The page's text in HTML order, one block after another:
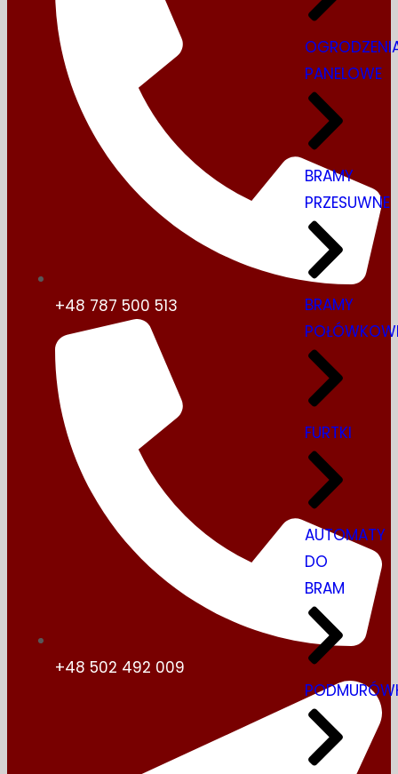
PANELOWE
BRAMY
PRZESUWNE
BRAMY
FURTKI
AUTOMATY
DO
BRAM
+48 787 500 513
+48 502 492 009